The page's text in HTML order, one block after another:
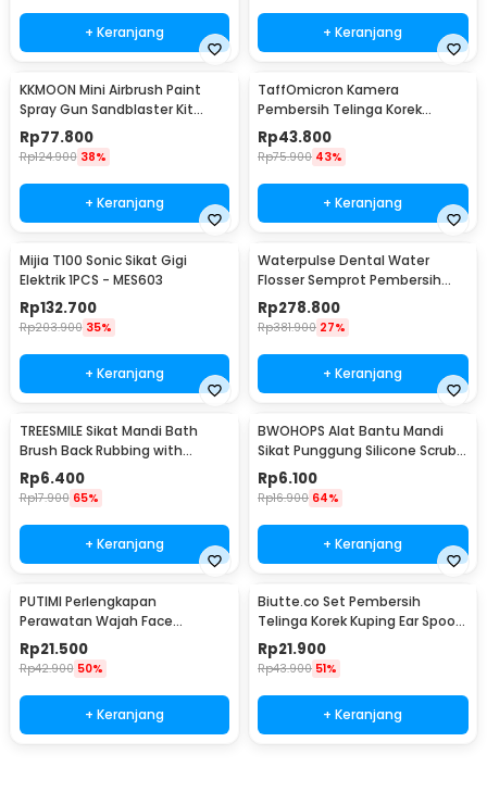
+ Keranjang + Keranjang
KKMOON Mini Airbrush Paint
Spray Gun Sandblaster Kit
Single Action - TD-138
Rp77.800
Rp124.900 38%
+ Keranjang
TaffOmicron Kamera
Pembersih Telinga Korek
Kuping Endoscope HD USB - EU-
0
Rp43.800
Rp75.900 43%
+ Keranjang
Mijia T100 Sonic Sikat Gigi
Elektrik 1PCS - MES603
Rp132.700
Rp203.900 35%
+ Keranjang
Waterpulse Dental Water
Flosser Semprot Pembersih
Gigi 3 Mode 200ml - V500
Rp278.800
Rp381.900 27%
+ Keranjang
TREESMILE Sikat Mandi Bath
Brush Back Rubbing with
Shower Puff - LF730
Rp6.400
Rp17.900 65%
+ Keranjang
BWOHOPS Alat Bantu Mandi
Sikat Punggung Silicone Scrub
Brush 60cm - BW60
Rp6.100
Rp16.900 64%
+ Keranjang
PUTIMI Perlengkapan
Perawatan Wajah Face
Treatment Equipment 7 PCS -
PT4
Rp21.500
Rp42.900 50%
+ Keranjang
Biutte.co Set Pembersih
Telinga Korek Kuping Ear Spoon
Tool 8PCS - BA36
Rp21.900
Rp43.900 51%
+ Keranjang